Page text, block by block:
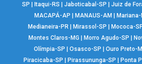
SP |Itaqui-RS |Jaboticabal-SP |Juiz de
MACAPÁ-AP |MANAUS-AM |Mariana-
Medianeira-PR |Mirassol-SP |Mococa-
Montes Claros-MG |Morro Agudo-SP |
Olímpia-SP |Osasco-SP |Ouro Preto-
Piracicaba-SP | Pirassununga-SP | Ponta